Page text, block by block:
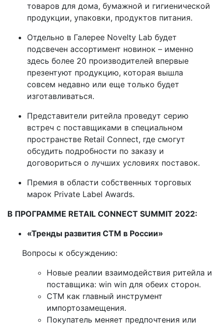
товаров для дома, бумажной и гигиенической
продукции, упаковки, продуктов питания.
Отдельно в Галерее Novelty Lab будет
подсвечен ассортимент новинок – именно
здесь более 20 производителей впервые
презентуют продукцию, которая вышла
совсем недавно или еще только будет
изготавливаться.
Представители ритейла проведут серию
встреч с поставщиками в специальном
пространстве Retail Connect, где смогут
обсудить подробности по заказу и
договориться о лучших условиях поставок.
Премия в области собственных торговых
марок Private Label Awards.
В ПРОГРАММЕ RETAIL CONNECT SUMMIT 2022:
«Тренды развития СТМ в России»
Вопросы к обсуждению:
Новые реалии взаимодействия ритейла и
поставщика: win win для обеих сторон.
СТМ как главный инструмент
импортозамещения.
Покупатель меняет предпочтения или